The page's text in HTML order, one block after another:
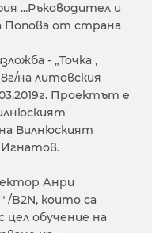
...Ръководител и
Попова от страна
- „Точка ,
на литовския
Проектът е
Вилнюският
Анри
B2N, които са
обучение на